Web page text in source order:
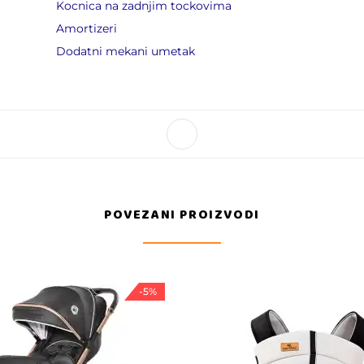
Kocnica na zadnjim tockovima
Amortizeri
Dodatni mekani umetak
POVEZANI PROIZVODI
-5%